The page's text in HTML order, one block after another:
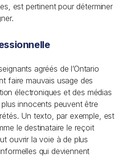
est pertinent pour déterminer
agréés de l’Ontario
faire mauvais usage des
électroniques et des médias
innocents peuvent être
Un texto, par exemple, est
le destinataire le reçoit
ouvrir la voie à de plus
qui deviennent